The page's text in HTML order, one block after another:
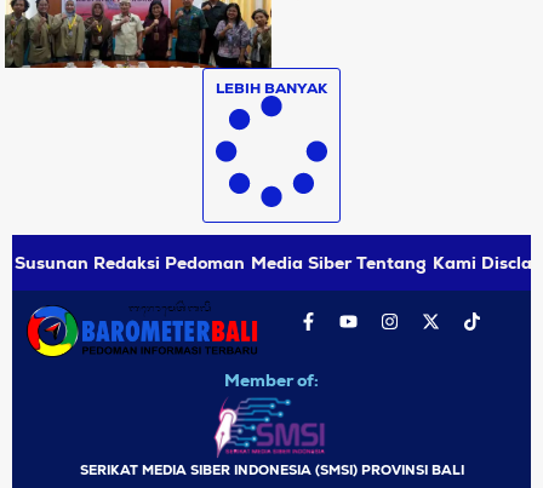
LEBIH BANYAK
Susunan Redaksi Pedoman Media Siber Tentang Kami
Member of:
SERIKAT MEDIA SIBER INDONESIA (SMSI) PROVINSI BALI